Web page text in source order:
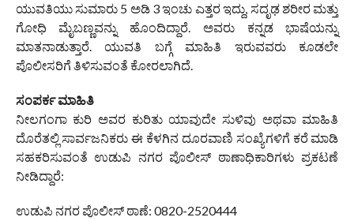
ಯುವತಿಯು ಸುಮಾರು 5 ಅಡಿ 3 ಇಂಚು ಎತ್ತರ ಇದ್ದು, ಸದೃಢ ಶರೀರ ಮತ್ತು
ಗೋಧಿ ಮೈಬಣ್ಣವನ್ನು ಹೊಂದಿದ್ದಾರೆ. ಅವರು ಕನ್ನಡ ಭಾಷೆಯನ್ನು
ಮಾತನಾಡುತ್ತಾರೆ. ಯುವತಿ ಬಗ್ಗೆ ಮಾಹಿತಿ ಇರುವವರು ಕೂಡಲೇ
ಪೊಲೀಸರಿಗೆ ತಿಳಿಸುವಂತೆ ಕೋರಲಾಗಿದೆ.
ಸಂಪರ್ಕ ಮಾಹಿತಿ
ನೀಲಗಂಗಾ ಕುರಿ ಅವರ ಕುರಿತು ಯಾವುದೇ ಸುಳಿವು ಅಥವಾ ಮಾಹಿತಿ
ದೊರೆತಲ್ಲಿ ಸಾರ್ವಜನಿಕರು ಈ ಕೆಳಗಿನ ದೂರವಾಣಿ ಸಂಖ್ಯೆಗಳಿಗೆ ಕರೆ ಮಾಡಿ
ಸಹಕರಿಸುವಂತೆ ಉಡುಪಿ ನಗರ ಪೊಲೀಸ್ ಠಾಣಾಧಿಕಾರಿಗಳು ಪ್ರಕಟಣೆ
ನೀಡಿದ್ದಾರೆ:
ಉಡುಪಿ ನಗರ ಪೊಲೀಸ್ ಠಾಣೆ: 0820-2520444